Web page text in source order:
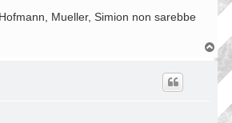
Mueller, Simion non sarebbe
T
o
p